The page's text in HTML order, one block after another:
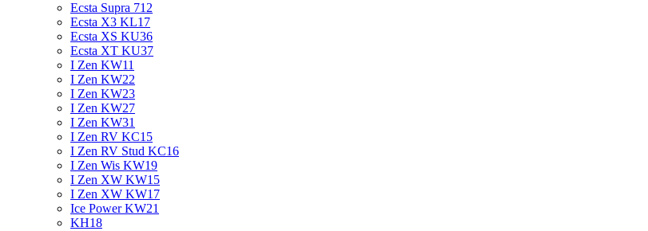
Ecsta Supra 712
Ecsta X3 KL17
Ecsta XS KU36
Ecsta XT KU37
I Zen KW11
I Zen KW22
I Zen KW23
I Zen KW27
I Zen KW31
I Zen RV KC15
I Zen RV Stud KC16
I Zen Wis KW19
I Zen XW KW15
I Zen XW KW17
Ice Power KW21
KH18